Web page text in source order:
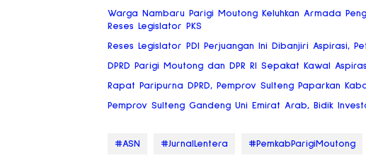
Warga Nambaru Parigi Moutong Keluhkan Armada
Reses Legislator PKS
Reses Legislator PDI Perjuangan Ini Dibanjiri Aspirasi,
DPRD Parigi Moutong dan DPR RI Sepakat Kawal
Rapat Paripurna DPRD, Pemprov Sulteng Paparkan
Pemprov Sulteng Gandeng Uni Emirat Arab, Bidik
#ASN #JurnalLentera #PemkabParigiMoutong